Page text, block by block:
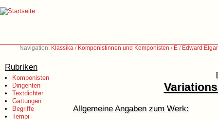
Navigation: Klassika / Komponistinnen und Komponisten / E / Edward
Rubriken
Komponisten
Dirigenten
Textdichter
Gattungen
Begriffe
Tempi
Allgemeine Angaben zum Werk: